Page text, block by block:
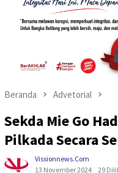
Beranda Advetorial
Sekda Mie Go
Pilkada Secara
Vissionnews.com
13 November 2024
29